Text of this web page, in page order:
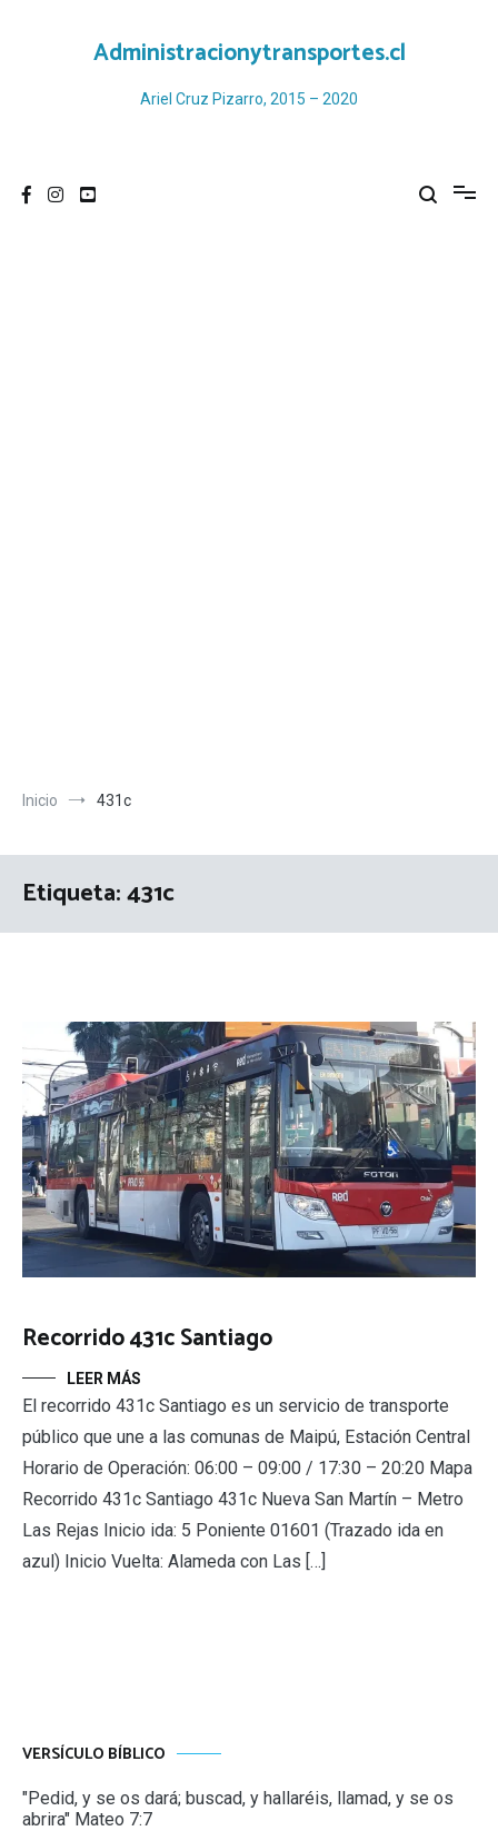
Administracionytransportes.cl
Ariel Cruz Pizarro, 2015 – 2020
Inicio 431c
Etiqueta:431c
Recorrido 431c Santiago
LEER MÁS
El recorrido 431c Santiago es un servicio de transporte
público que une a las comunas de Maipú, Estación Central
Horario de Operación: 06:00 – 09:00 / 17:30 – 20:20 Mapa
Recorrido 431c Santiago 431c Nueva San Martín – Metro
Las Rejas Inicio ida: 5 Poniente 01601 (Trazado ida en
azul) Inicio Vuelta: Alameda con Las […]
VERSÍCULO BÍBLICO
"Pedid, y se os dará; buscad, y hallaréis, llamad, y se os
abrira" Mateo 7:7